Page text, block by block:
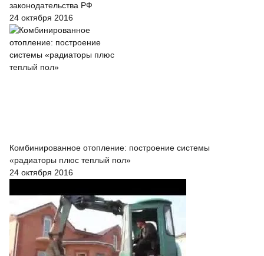
законодательства РФ
24 октября 2016
Комбинированное отопление: построение системы
«радиаторы плюс теплый пол»
24 октября 2016